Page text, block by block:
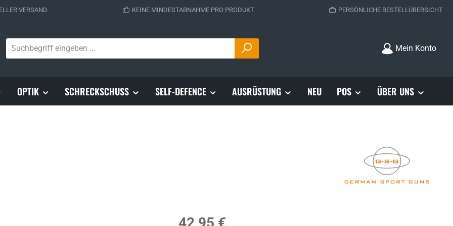
VERSAND KEINE MINDESTABNAHME PRO PRODUKT PERSÖNLICHE BESTELLÜBERSICHT
Mein Konto
OPTIK SCHRECKSCHUSS SELF-DEFENCE AUSRÜSTUNG NEU POS ÜBER UNS
Regulärer Preis: